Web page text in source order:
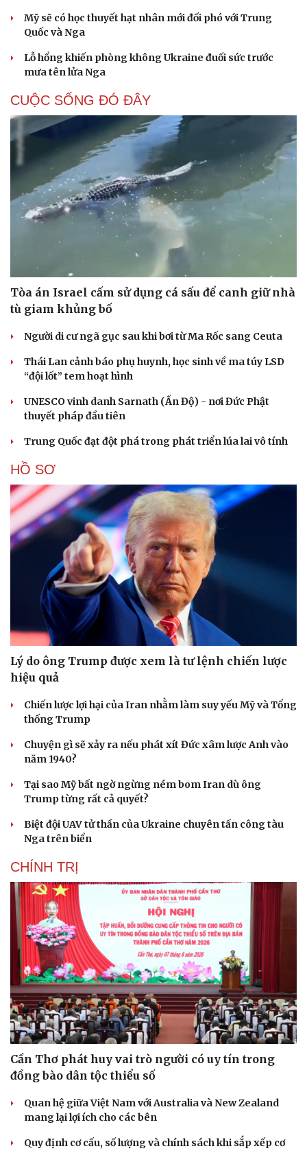
Cải chính
Mỹ sẽ có học thuyết hạt nhân mới đối phó với Trung
Quốc và Nga
Lỗ hổng khiến phòng không Ukraine đuối sức trước
mưa tên lửa Nga
CUỘC SỐNG ĐÓ ĐÂY
Tòa án Israel cấm sử dụng cá sấu để canh giữ nhà
tù giam khủng bố
Người di cư ngã gục sau khi bơi từ Ma Rốc sang Ceuta
Thái Lan cảnh báo phụ huynh, học sinh về ma túy LSD
“đội lốt” tem hoạt hình
UNESCO vinh danh Sarnath (Ấn Độ) - nơi Đức Phật
thuyết pháp đầu tiên
Trung Quốc đạt đột phá trong phát triển lúa lai vô tính
HỒ SƠ
Lý do ông Trump được xem là tư lệnh chiến lược
hiệu quả
Chiến lược lợi hại của Iran nhằm làm suy yếu Mỹ và Tổng
thống Trump
Chuyện gì sẽ xảy ra nếu phát xít Đức xâm lược Anh vào
năm 1940?
Tại sao Mỹ bất ngờ ngừng ném bom Iran dù ông
Trump từng rất cả quyết?
Biệt đội UAV tử thần của Ukraine chuyên tấn công tàu
Nga trên biển
CHÍNH TRỊ
Cần Thơ phát huy vai trò người có uy tín trong
đồng bào dân tộc thiểu số
Quan hệ giữa Việt Nam với Australia và New Zealand
mang lại lợi ích cho các bên
Quy định cơ cấu, số lượng và chính sách khi sắp xếp cơ